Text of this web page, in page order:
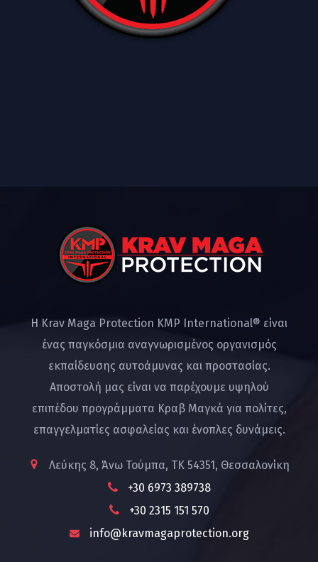
Η Krav Maga Protection KMP International® είναι
ένας παγκόσμια αναγνωρισμένος οργανισμός
εκπαίδευσης αυτοάμυνας και προστασίας.
Αποστολή μας είναι να παρέχουμε υψηλού
επιπέδου προγράμματα Κραβ Μαγκά για πολίτες,
επαγγελματίες ασφαλείας και ένοπλες δυνάμεις.
Λεύκης 8, Άνω Τούμπα, ΤΚ 54351, Θεσσαλονίκη
+30 6973 389738
+30 2315 151 570
info@kravmagaprotection.org